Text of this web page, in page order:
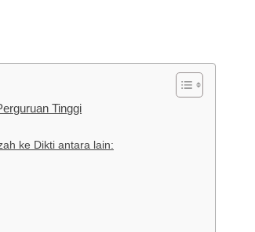
Tinggi
ke Dikti antara lain: